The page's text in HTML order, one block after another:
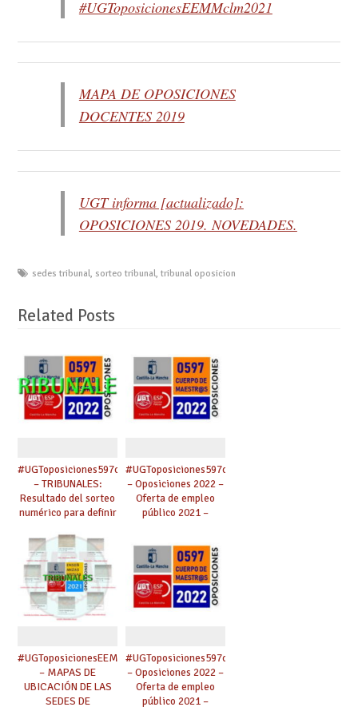
#UGToposicionesEEMMclm2021
MAPA DE OPOSICIONES
DOCENTES 2019
UGT informa [actualizado]:
OPOSICIONES 2019. NOVEDADES.
sedes tribunal, sorteo tribunal, tribunal oposicion
Related Posts
#UGToposiciones597clm2022
– TRIBUNALES:
Resultado del sorteo
numérico para definir
de los cuales se
designarán los
miembros de
tribunal.
#UGToposiciones597clm2022
– Oposiciones 2022 –
Oferta de empleo
público 2021 –
y AAEE, Inspección.
#UGToposicionesEEMMclm2021
– MAPAS DE
UBICACIÓN DE LAS
SEDES DE
#UGToposiciones597clm2022
– Oposiciones 2022 –
Oferta de empleo
público 2021 –